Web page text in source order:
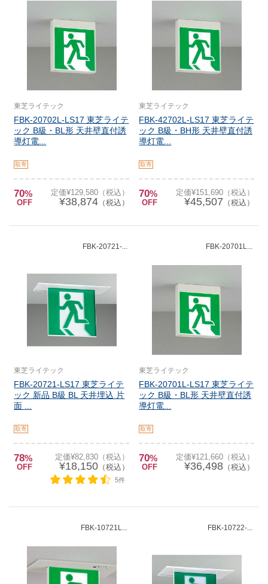
東芝ライテック
FBK-20702L-LS17 東芝ライテ
ック B級・BL形 天井壁直付誘
導灯電...
取寄
70%
OFF
定価¥129,580（税込）
¥38,874（税込）
東芝ライテック
FBK-42702L-LS17 東芝ライテ
ック B級・BH形 天井壁直付誘
導灯電...
取寄
70%
OFF
定価¥151,690（税込）
¥45,507 （税込）
FBK-20721-...
東芝ライテック
FBK-20721-LS17 東芝ライテ
ック 新品 B級 BL 天井埋込 片
面 ...
取寄
78%
OFF
定価¥82,830（税込）
¥18,150（税込）
5件
FBK-20701L...
東芝ライテック
FBK-20701L-LS17 東芝ライテ
ック B級・BL形 天井壁直付誘
導灯電...
取寄
70%
OFF
定価¥121,660（税込）
¥36,498（税込）
FBK-10721L... FBK-10722-...